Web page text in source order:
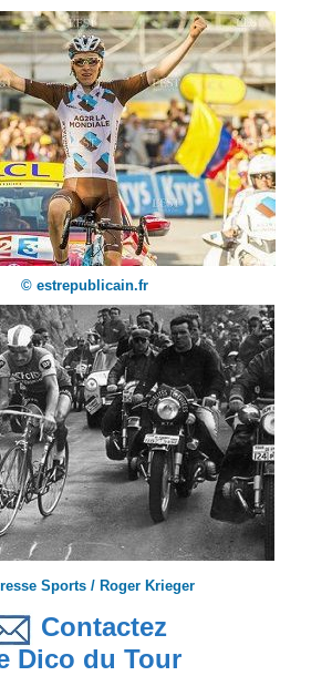
© estrepublicain.fr
Sports / Roger Krieger
Contactez
Dico du Tour